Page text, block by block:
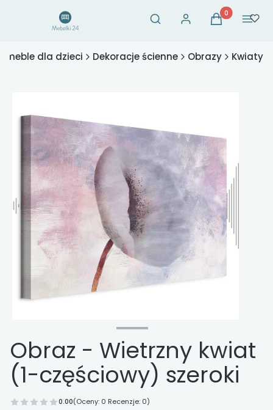
Otwórz wyszukiwarkę
Szukaj Zaloguj sięProdukty w
Koszyk Menu
meble dla dzieci Dekoracje ścienne Obrazy Kwiaty
Obraz - Wietrzny kwiat
(1-częściowy) szeroki
0.00(Oceny: 0 Recenzje: 0)